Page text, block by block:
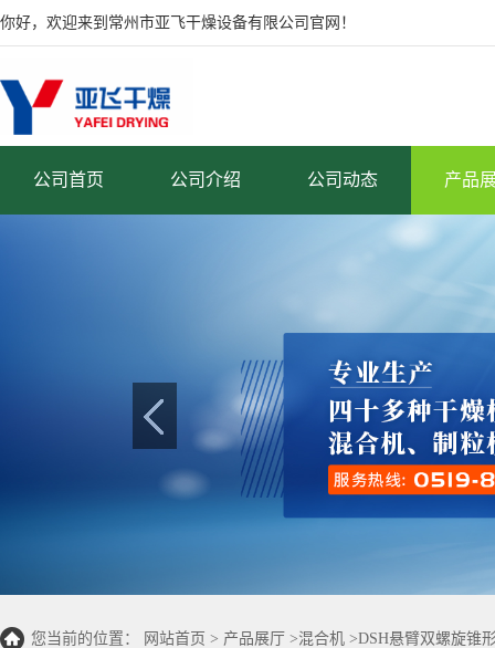
你好，欢迎来到常州市亚飞干燥设备有限公司官网！
公司首页 公司介绍 公司动态 产品
您当前的位置： 网站首页 > 产品展厅 >混合机 >DSH悬臂双螺旋锥